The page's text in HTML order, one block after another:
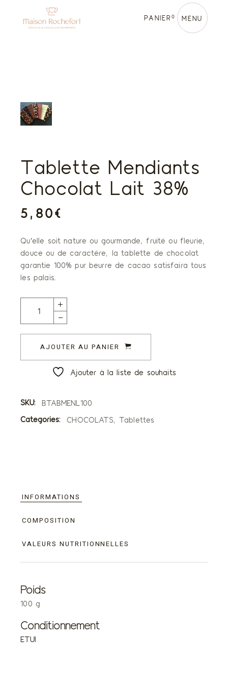
content
PANIER 0 MENU
Tablette Mendiants
Chocolat Lait 38%
5,80€
Qu’elle soit nature ou gourmande, fruité ou fleurie,
douce ou de caractère, la tablette de chocolat
garantie 100% pur beurre de cacao satisfaira tous
les palais.
Tablette Mendiants Chocolat Lait 38% quantity
AJOUTER AU PANIER
Ajouter à la liste de souhaits
SKU:
BTABMENL100
Categories:
CHOCOLATS, Tablettes
INFORMATIONS
COMPOSITION
VALEURS NUTRITIONNELLES
Poids
100 g
Conditionnement
ETUI